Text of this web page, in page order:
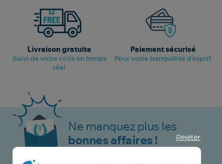
Livraison gratuite
Suivi de votre colis en temps
réel
Paiement sécurisé
Pour votre tranquillité d’esprit
Ne manquez plus les
bonnes affaires !
Rejeter